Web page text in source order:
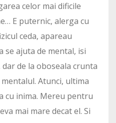
celor mai dificile
E puternic, alerga cu
ceda, apareau
se ajuta de mental, isi
de la oboseala crunta
Atunci, ultima
cu inima. Mereu pentru
mai mare decat el. Si